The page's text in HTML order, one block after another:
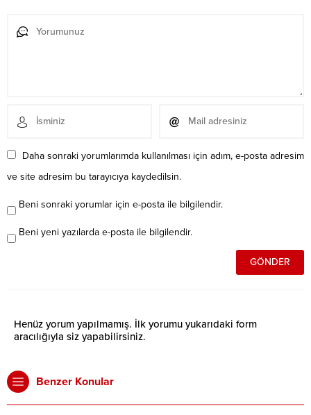
Daha sonraki yorumlarımda kullanılması için adım, e-posta adresim
ve site adresim bu tarayıcıya kaydedilsin.
Beni sonraki yorumlar için e-posta ile bilgilendir.
Beni yeni yazılarda e-posta ile bilgilendir.
Henüz yorum yapılmamış. İlk yorumu yukarıdaki form
aracılığıyla siz yapabilirsiniz.
Benzer Konular